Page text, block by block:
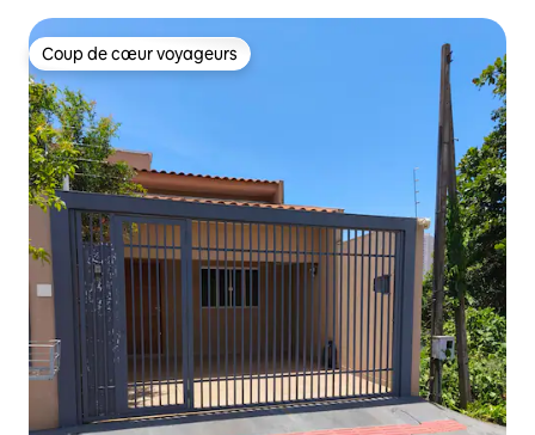
Coup de cœur voyageurs
Coup de cœur voyageurs